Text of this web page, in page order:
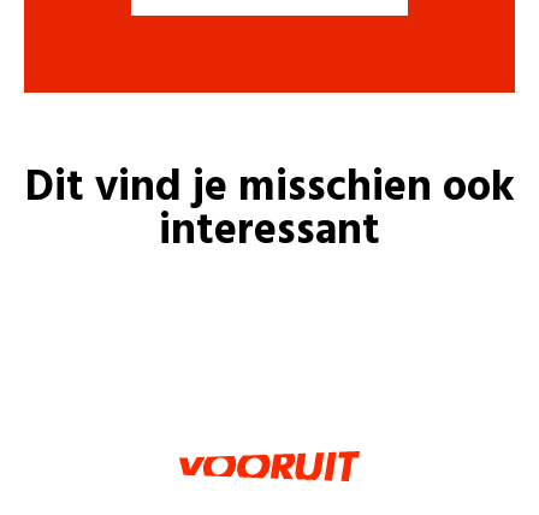
Dit vind je misschien ook
interessant